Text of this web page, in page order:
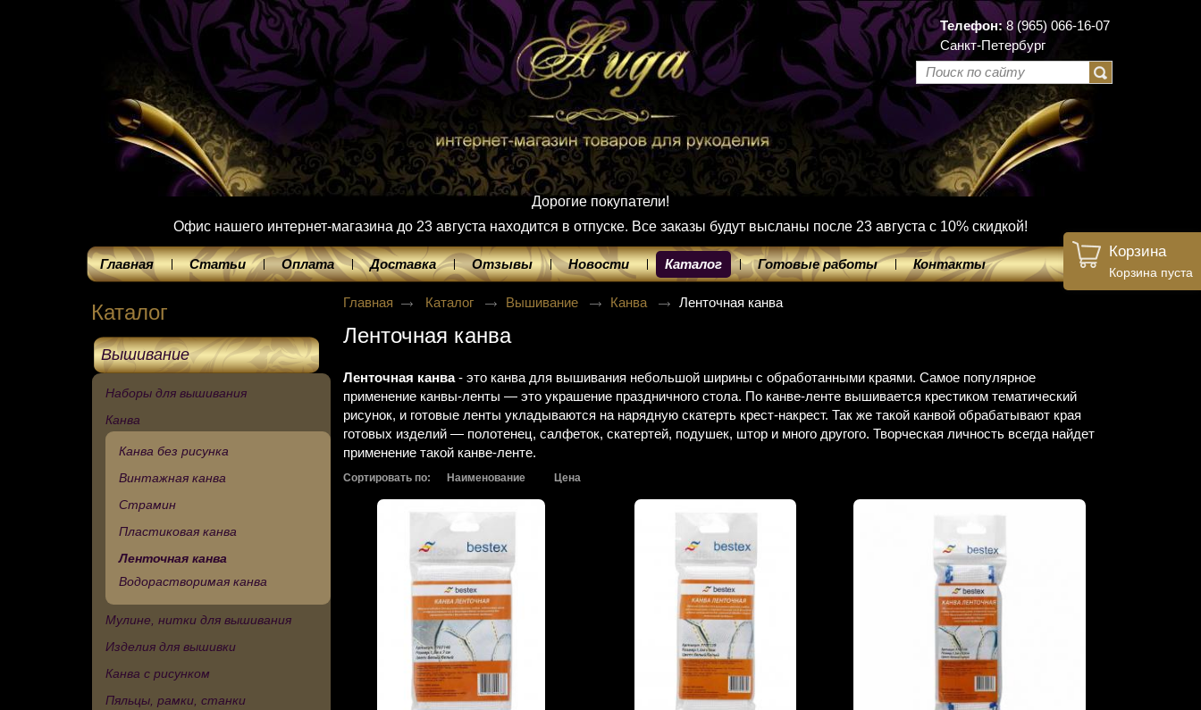
Телефон:8 (965) 066-16-07
Санкт-Петербург
Дорогие покупатели!
Офис нашего интернет-магазина до 23 августа находится в отпуске. Все заказы будут высланы после 23 августа с 10% скидкой!
Главная Статьи Оплата Доставка Отзывы Новости Каталог Готовые работы Контакты
Каталог
Вышивание
Наборы для вышивания
Канва
Канва без рисунка
Винтажная канва
Страмин
Пластиковая канва
Ленточная канва
Водорастворимая канва
Мулине, нитки для вышивания
Изделия для вышивки
Канва с рисунком
Пяльцы, рамки, станки
Корзина
Корзина пуста
Главная Каталог Вышивание Канва Ленточная канва
Ленточная канва
Ленточная канва- это канва для вышивания небольшой ширины с обработанными краями. Самое популярное
применение канвы-ленты — это украшение праздничного стола. По канве-ленте вышивается крестиком тематический
рисунок, и готовые ленты укладываются на нарядную скатерть крест-накрест. Так же такой канвой обрабатывают края
готовых изделий — полотенец, салфеток, скатертей, подушек, штор и много другого. Творческая личность всегда найдет
применение такой канве-ленте.
Сортировать по: Наименование Цена